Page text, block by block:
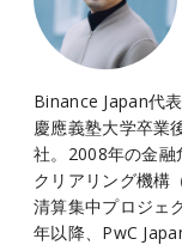
Binance Japan代表
慶應義塾大学卒業
社。2008年の金融
クリアリング機構
清算集中プロジェ
年以降、PwC